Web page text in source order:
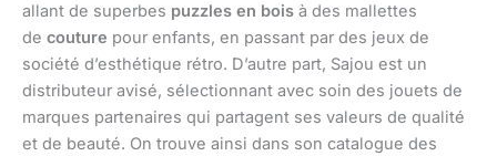
allant de superbes puzzles en bois à des mallettes
de couture pour enfants, en passant par des jeux de
société d’esthétique rétro. D’autre part, Sajou est un
distributeur avisé, sélectionnant avec soin des jouets de
marques partenaires qui partagent ses valeurs de qualité
et de beauté. On trouve ainsi dans son catalogue des